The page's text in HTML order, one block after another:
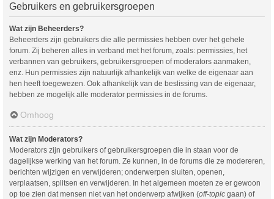
Gebruikers en gebruikersgroepen
Wat zijn Beheerders?
Beheerders zijn gebruikers die alle permissies hebben over het gehele
forum. Zij beheren alles in verband met het forum, zoals: permissies, het
verbannen van gebruikers, gebruikersgroepen of moderators aanmaken,
enz. Hun permissies zijn natuurlijk afhankelijk van welke de eigenaar aan
hen heeft toegewezen. Ook afhankelijk van de beslissing van de eigenaar,
hebben ze mogelijk alle moderator permissies in de forums.
Omhoog
Wat zijn Moderators?
Moderators zijn gebruikers of gebruikersgroepen die in staan voor de
dagelijkse werking van het forum. Ze kunnen, in de forums die ze modereren,
berichten wijzigen en verwijderen; onderwerpen sluiten, openen,
verplaatsen, splitsen en verwijderen. In het algemeen moeten ze er gewoon
op toe zien dat mensen niet van het onderwerp afwijken (off-topic gaan) of